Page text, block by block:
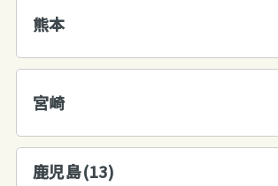
熊本
宮崎
鹿児島(13)